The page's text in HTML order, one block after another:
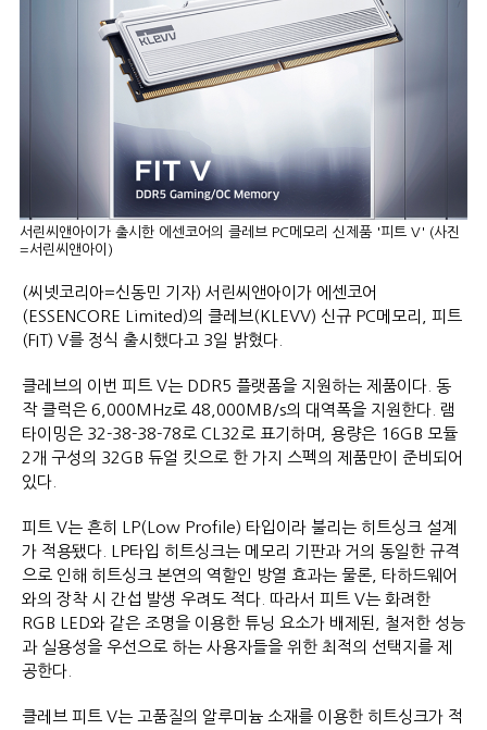
서린씨앤아이가 출시한 에센코어의 클레브 PC메모리 신제품 '피트 V' (사진
=서린씨앤아이)
(씨넷코리아=신동민 기자) 서린씨앤아이가 에센코어
(ESSENCORE Limited)의 클레브(KLEVV) 신규 PC메모리, 피트
(FIT) V를 정식 출시했다고 3일 밝혔다.
클레브의 이번 피트 V는 DDR5 플랫폼을 지원하는 제품이다. 동
작 클럭은 6,000MHz로 48,000MB/s의 대역폭을 지원한다. 램
타이밍은 32-38-38-78로 CL32로 표기하며, 용량은 16GB 모듈
2개 구성의 32GB 듀얼 킷으로 한 가지 스펙의 제품만이 준비되어
있다.
피트 V는 흔히 LP(Low Profile) 타입이라 불리는 히트싱크 설계
가 적용됐다. LP타입 히트싱크는 메모리 기판과 거의 동일한 규격
으로 인해 히트싱크 본연의 역할인 방열 효과는 물론, 타하드웨어
와의 장착 시 간섭 발생 우려도 적다. 따라서 피트 V는 화려한
RGB LED와 같은 조명을 이용한 튜닝 요소가 배제된, 철저한 성능
과 실용성을 우선으로 하는 사용자들을 위한 최적의 선택지를 제
공한다.
클레브 피트 V는 고품질의 알루미늄 소재를 이용한 히트싱크가 적